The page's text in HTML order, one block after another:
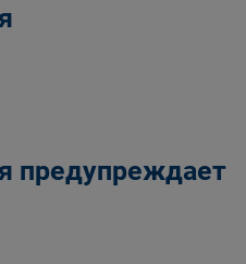
предупреждает